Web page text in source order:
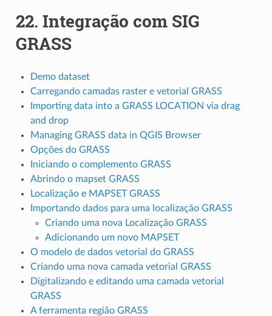
22. Integração com SIG
GRASS
Demo dataset
Carregando camadas raster e vetorial GRASS
Importing data into a GRASS LOCATION via drag
and drop
Managing GRASS data in QGIS Browser
Opções do GRASS
Iniciando o complemento GRASS
Abrindo o mapset GRASS
Localização e MAPSET GRASS
Importando dados para uma localização GRASS
Criando uma nova Localização GRASS
Adicionando um novo MAPSET
O modelo de dados vetorial do GRASS
Criando uma nova camada vetorial GRASS
Digitalizando e editando uma camada vetorial
GRASS
A ferramenta região GRASS